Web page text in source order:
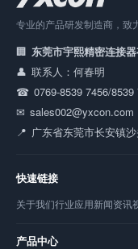
专业的产品研发制造商，致
东莞市宇熙精密连接
联系人：何春明
0769-8539 7456/8539
sales002@yxcon.com
广东省东莞市长安镇
快速链接
关于我们行业应用新闻资讯
产品中心